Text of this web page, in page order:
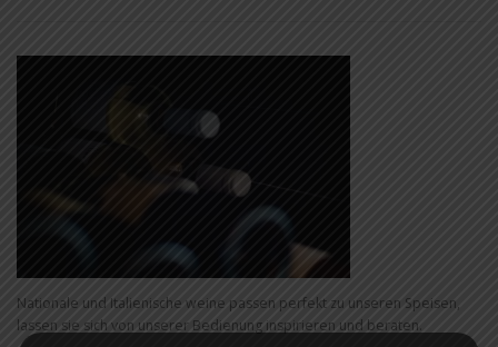
Nationale und Italienische weine passen perfekt zu unseren Speisen,
lassen sie sich von unserer Bedienung inspirieren und beraten.